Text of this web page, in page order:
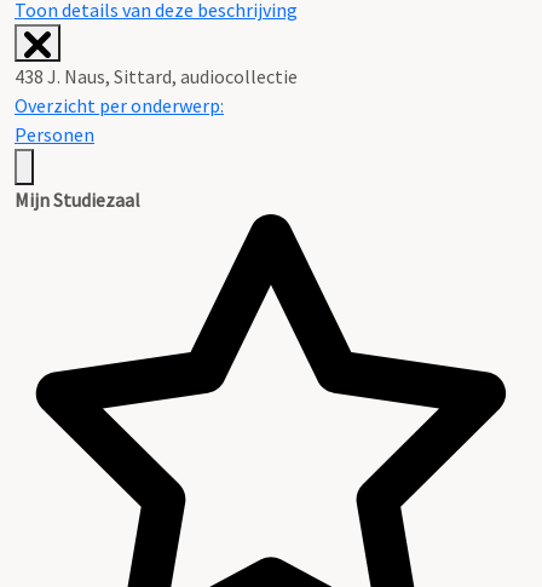
Toon details van deze beschrijving
438 J. Naus, Sittard, audiocollectie
Overzicht per onderwerp:
Personen
Mijn Studiezaal